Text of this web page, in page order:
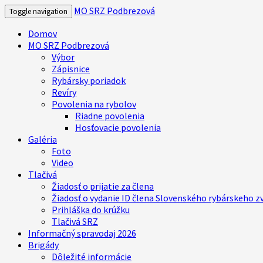
Toggle navigation
MO SRZ Podbrezová
Domov
MO SRZ Podbrezová
Výbor
Zápisnice
Rybársky poriadok
Revíry
Povolenia na rybolov
Riadne povolenia
Hosťovacie povolenia
Galéria
Foto
Video
Tlačivá
Žiadosť o prijatie za člena
Žiadosť o vydanie ID člena Slovenského rybárskeho
Prihláška do krúžku
Tlačivá SRZ
Informačný spravodaj 2026
Brigády
Dôležité informácie